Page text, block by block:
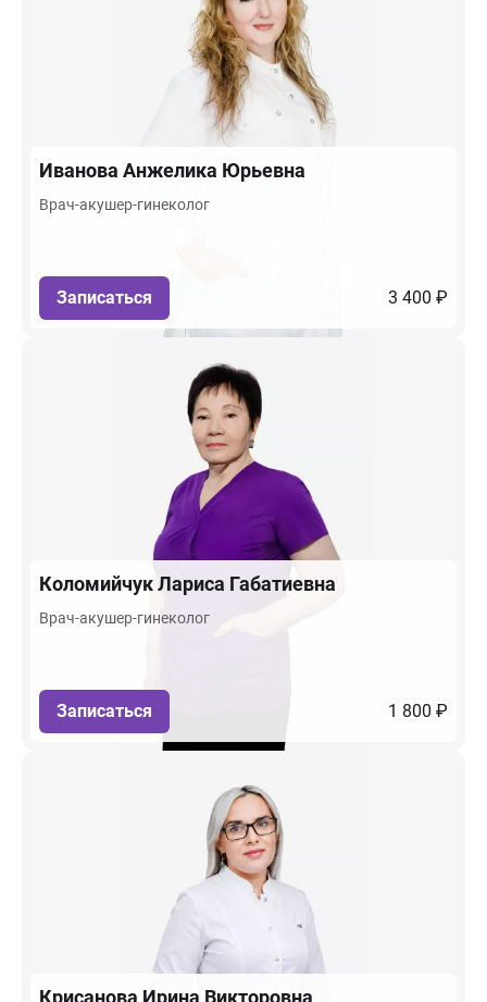
Иванова Анжелика Юрьевна
Врач-акушер-гинеколог
Записаться 3 400 ₽
КоломийчукЛариса Габатиевна
Врач-акушер-гинеколог
Записаться 1 800 ₽
Крисанова Ирина Викторовна